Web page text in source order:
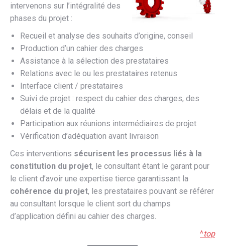
intervenons sur l’intégralité des
phases du projet :
Recueil et analyse des souhaits d’origine, conseil
Production d’un cahier des charges
Assistance à la sélection des prestataires
Relations avec le ou les prestataires retenus
Interface client / prestataires
Suivi de projet : respect du cahier des charges, des
délais et de la qualité
Participation aux réunions intermédiaires de projet
Vérification d’adéquation avant livraison
Ces interventions sécurisent les processus liés à la
constitution du projet, le consultant étant le garant pour
le client d’avoir une expertise tierce garantissant la
cohérence du projet, les prestataires pouvant se référer
au consultant lorsque le client sort du champs
d’application défini au cahier des charges.
^top